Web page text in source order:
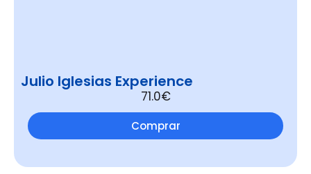
Julio Iglesias Experience
71.0€
Comprar